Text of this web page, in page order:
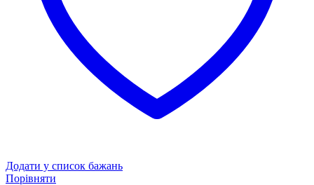
Додати у список бажань
Порівняти